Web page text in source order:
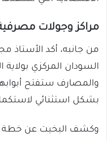
​مراكز وجولات
​من جانبه، أكد الأستاذ
السودان المركزي بولاية
والمصارف ستفتح
بشكل استثنائي
وكشف البخيت عن خطة